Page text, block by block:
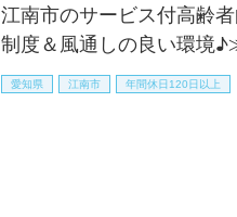
江南市のサービス付高齢
制度＆風通しの良い環境
愛知県 江南市 年間休日120日以上